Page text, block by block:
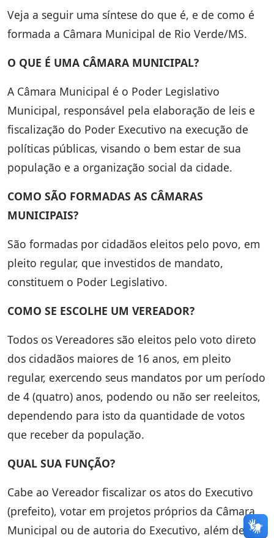
Veja a seguir uma síntese do que é, e de como é
formada a Câmara Municipal de Rio Verde/MS.
O QUE É UMA CÂMARA MUNICIPAL?
A Câmara Municipal é o Poder Legislativo
Municipal, responsável pela elaboração de leis e
fiscalização do Poder Executivo na execução de
políticas públicas, visando o bem estar de sua
população e a organização social da cidade.
COMO SÃO FORMADAS AS CÂMARAS
MUNICIPAIS?
São formadas por cidadãos eleitos pelo povo, em
pleito regular, que investidos de mandato,
constituem o Poder Legislativo.
COMO SE ESCOLHE UM VEREADOR?
Todos os Vereadores são eleitos pelo voto direto
dos cidadãos maiores de 16 anos, em pleito
regular, exercendo seus mandatos por um período
de 4 (quatro) anos, podendo ou não ser reeleitos,
dependendo para isto da quantidade de votos
que receber da população.
QUAL SUA FUNÇÃO?
Cabe ao Vereador fiscalizar os atos do Executivo
(prefeito), votar em projetos próprios da Câmara
Municipal ou de autoria do Executivo, além de